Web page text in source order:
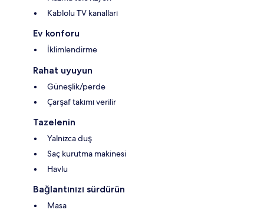
Kablolu TV kanalları
Ev konforu
İklimlendirme
Rahat uyuyun
Güneşlik/perde
Çarşaf takımı verilir
Tazelenin
Yalnızca duş
Saç kurutma makinesi
Havlu
Bağlantınızı sürdürün
Masa